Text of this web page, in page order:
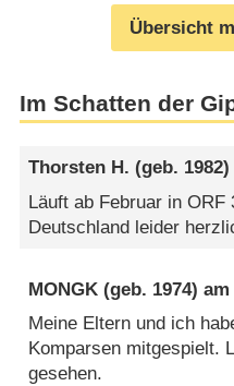
Übersicht
Im Schatten der
Thorsten H. (geb.
Läuft ab Februar in
Deutschland leider
MONGK (geb. 1974)
Meine Eltern und ich
Komparsen mitgespielt.
gesehen.